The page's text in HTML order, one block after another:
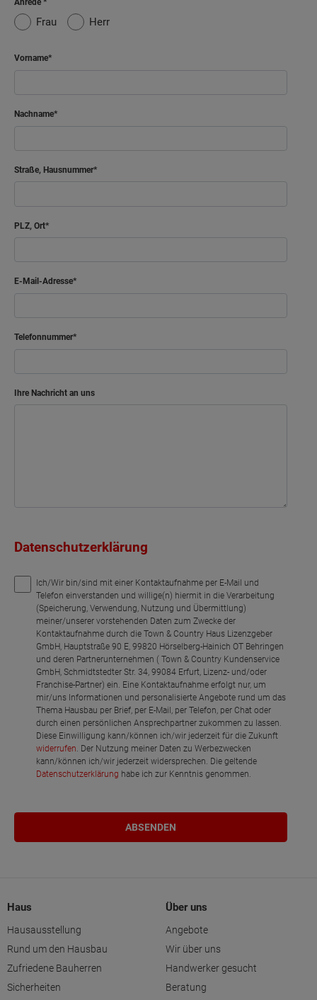
Anrede
Frau Herr
Vorname
Nachname
Straße, Hausnummer
PLZ, Ort
E-Mail-Adresse
Telefonnummer
Ihre Nachricht an uns
Datenschutzerklärung
Ich/Wir bin/sind mit einer Kontaktaufnahme per E-Mail und
Telefon einverstanden und willige(n) hiermit in die Verarbeitung
(Speicherung, Verwendung, Nutzung und Übermittlung)
meiner/unserer vorstehenden Daten zum Zwecke der
Kontaktaufnahme durch die Town & Country Haus Lizenzgeber
GmbH, Hauptstraße 90 E, 99820 Hörselberg-Hainich OT Behringen
und deren Partnerunternehmen ( Town & Country Kundenservice
GmbH, Schmidtstedter Str. 34, 99084 Erfurt, Lizenz- und/oder
Franchise-Partner) ein. Eine Kontaktaufnahme erfolgt nur, um
mir/uns Informationen und personalisierte Angebote rund um das
Thema Hausbau per Brief, per E-Mail, per Telefon, per Chat oder
durch einen persönlichen Ansprechpartner zukommen zu lassen.
Diese Einwilligung kann/können ich/wir jederzeit für die Zukunft
widerrufen . Der Nutzung meiner Daten zu Werbezwecken
kann/können ich/wir jederzeit widersprechen. Die geltende
Datenschutzerklärung habe ich zur Kenntnis genommen.
Haus
Hausausstellung
Rund um den Hausbau
Zufriedene Bauherren
Sicherheiten
Über uns
Angebote
Wir über uns
Handwerker gesucht
Beratung